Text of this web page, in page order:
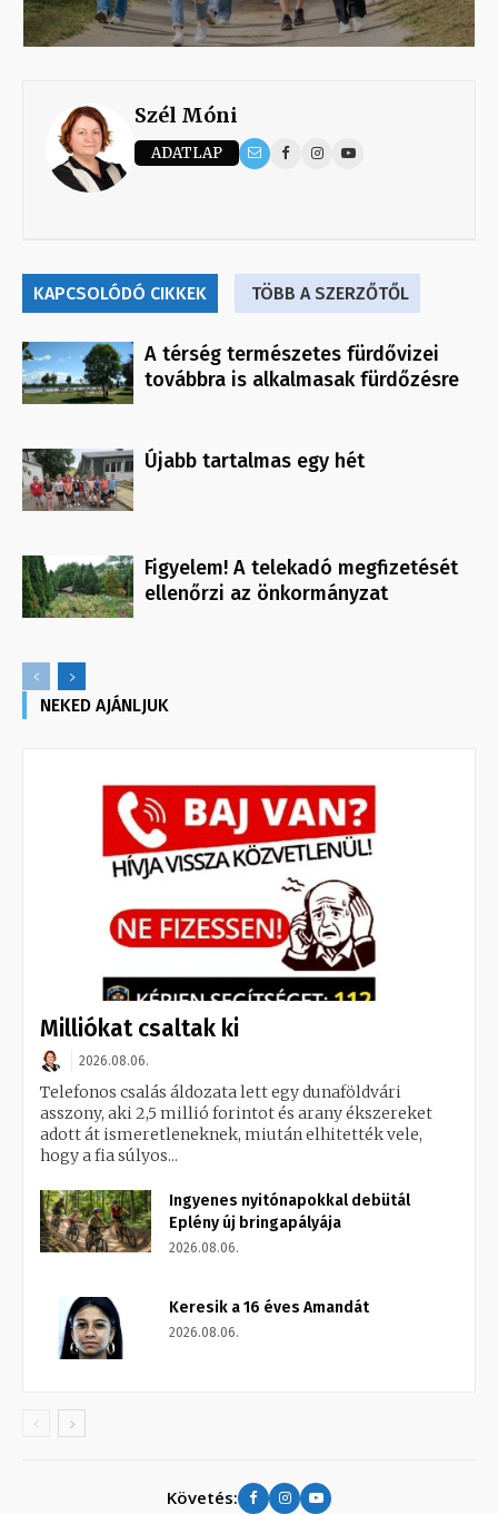
Szél Móni
ADATLAP
KAPCSOLÓDÓ CIKKEK TÖBB A SZERZŐTŐL
A térség természetes fürdővizei
továbbra is alkalmasak fürdőzésre
Újabb tartalmas egy hét
Figyelem! A telekadó megfizetését
ellenőrzi az önkormányzat
NEKED AJÁNLJUK
Milliókat csaltak ki
2026.08.06.
Telefonos csalás áldozata lett egy dunaföldvári
asszony, aki 2,5 millió forintot és arany ékszereket
adott át ismeretleneknek, miután elhitették vele,
hogy a fia súlyos...
Ingyenes nyitónapokkal debütál
Eplény új bringapályája
2026.08.06.
Keresik a 16 éves Amandát
2026.08.06.
Követés: